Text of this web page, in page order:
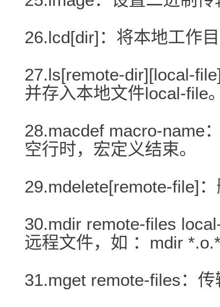
26.lcd[dir]：将本地工作
27.ls[remote-dir][local-
并存入本地文件local-file
28.macdef macro-name
空行时，宏定义结束。
29.mdelete[remote-file]
30.mdir remote-files
远程文件，如 ：mdir
31.mget remote-files：